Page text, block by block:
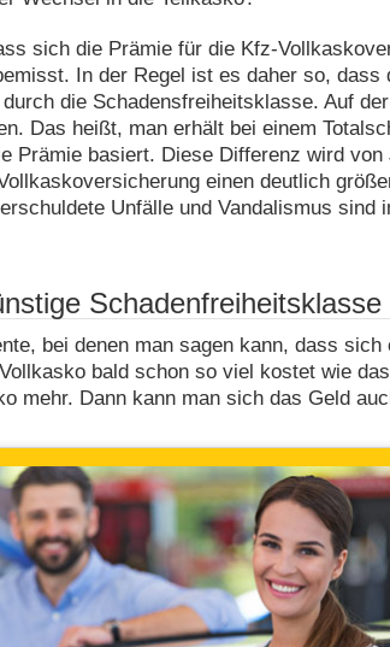
sich die Prämie für die Kfz-
In der Regel ist es daher so, dass
die Schadensfreiheitsklasse. Auf
Das heißt, man erhält bei einem
Prämie basiert. Diese Differenz wird
einen deutlich
Unfälle und Vandalismus sind
bei denen man sagen kann, dass
bald schon so viel kostet wie
mehr. Dann kann man sich das Geld